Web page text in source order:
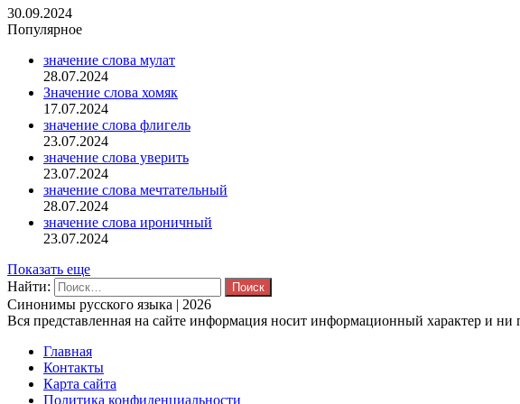
30.09.2024
Популярное
значение слова мулат
28.07.2024
Значение слова хомяк
17.07.2024
значение слова флигель
23.07.2024
значение слова уверить
23.07.2024
значение слова мечтательный
28.07.2024
значение слова ироничный
23.07.2024
Показать еще
Найти:
Синонимы русского языка | 2026
Вся представленная на сайте информация носит информационный характер и ни
Главная
Контакты
Карта сайта
Политика конфиденциальности